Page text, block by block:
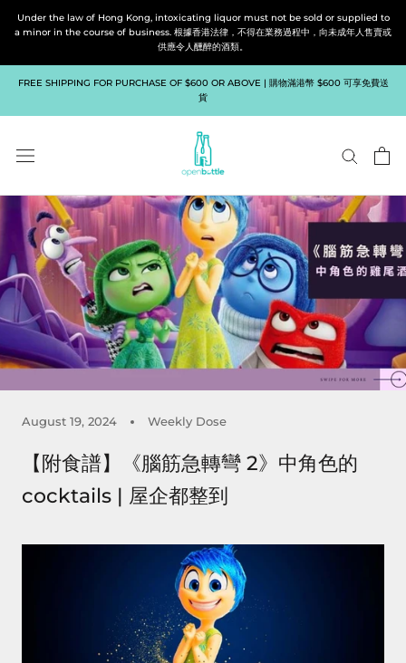
Under the law of Hong Kong, intoxicating liquor must not be sold or supplied to
a minor in the course of business. 根據香港法律，不得在業務過程中，向未成年人售賣或
供應令人醺醉的酒類。
FREE SHIPPING FOR PURCHASE OF $600 OR ABOVE | 購物滿港幣 $600 可享免費送
貨
August 19, 2024 Weekly Dose
【附食譜】《腦筋急轉彎 2》中角色的
cocktails | 屋企都整到